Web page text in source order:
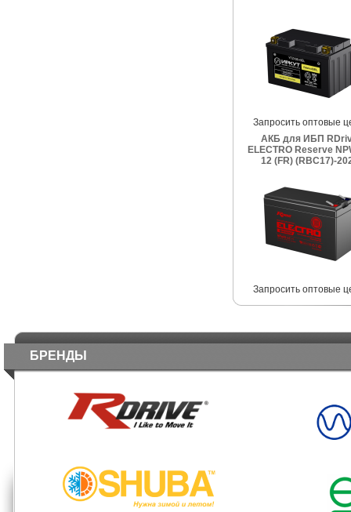
Запросить оптовые
АКБ для ИБП
ELECTRO Reserve
12 (FR) (RBC17)-
Запросить оптовые
БРЕНДЫ